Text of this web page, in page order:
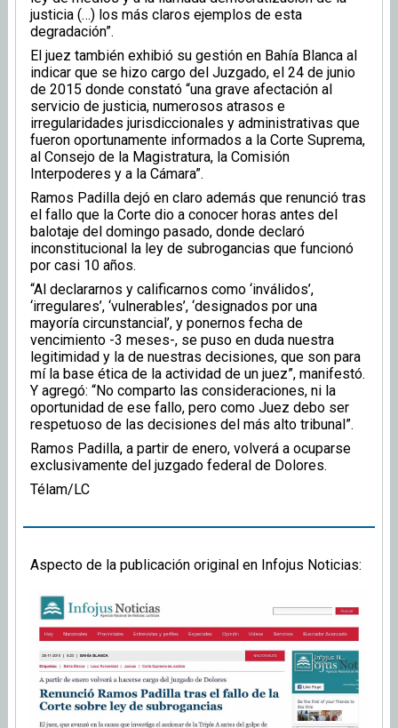
justicia (…) los más claros ejemplos de esta
degradación”.
El juez también exhibió su gestión en Bahía Blanca al
indicar que se hizo cargo del Juzgado, el 24 de junio
de 2015 donde constató “una grave afectación al
servicio de justicia, numerosos atrasos e
irregularidades jurisdiccionales y administrativas que
fueron oportunamente informados a la Corte Suprema,
al Consejo de la Magistratura, la Comisión
Interpoderes y a la Cámara”.
Ramos Padilla dejó en claro además que renunció tras
el fallo que la Corte dio a conocer horas antes del
balotaje del domingo pasado, donde declaró
inconstitucional la ley de subrogancias que funcionó
por casi 10 años.
“Al declararnos y calificarnos como ‘inválidos’,
‘irregulares’, ‘vulnerables’, ‘designados por una
mayoría circunstancial’, y ponernos fecha de
vencimiento -3 meses-, se puso en duda nuestra
legitimidad y la de nuestras decisiones, que son para
mí la base ética de la actividad de un juez”, manifestó.
Y agregó: “No comparto las consideraciones, ni la
oportunidad de ese fallo, pero como Juez debo ser
respetuoso de las decisiones del más alto tribunal”.
Ramos Padilla, a partir de enero, volverá a ocuparse
exclusivamente del juzgado federal de Dolores.
Télam/LC
Aspecto de la publicación original en Infojus Noticias: